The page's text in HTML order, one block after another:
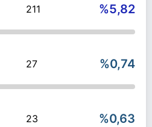
211 %5,82
27 %0,74
23 %0,63